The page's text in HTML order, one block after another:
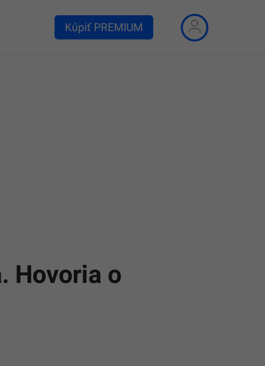
Kúpiť PREMIUM
Hovoria o